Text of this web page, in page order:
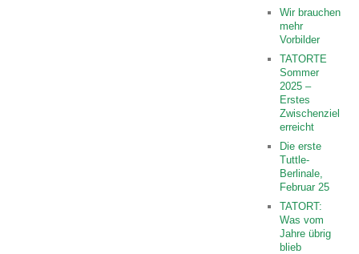
Wir brauchen
mehr
Vorbilder
TATORTE
Sommer
2025 –
Erstes
Zwischenziel
erreicht
Die erste
Tuttle-
Berlinale,
Februar 25
TATORT:
Was vom
Jahre übrig
blieb